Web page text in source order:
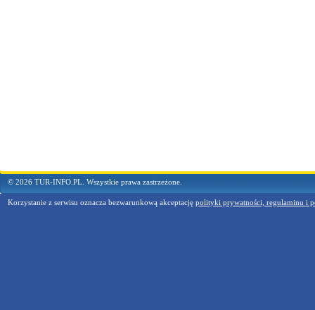
© 2026 TUR-INFO.PL. Wszystkie prawa zastrzeżone.
Korzystanie z serwisu oznacza bezwarunkową akceptację polityki prywatności, regulaminu i